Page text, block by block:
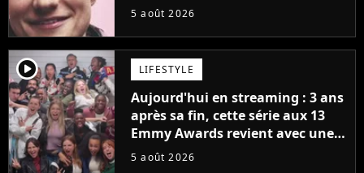
5 août 2026
player2 LIFESTYLE
Aujourd'hui en streaming : 3 ans
après sa fin, cette série aux 13
Emmy Awards revient avec une
suite... totalement différente
5 août 2026